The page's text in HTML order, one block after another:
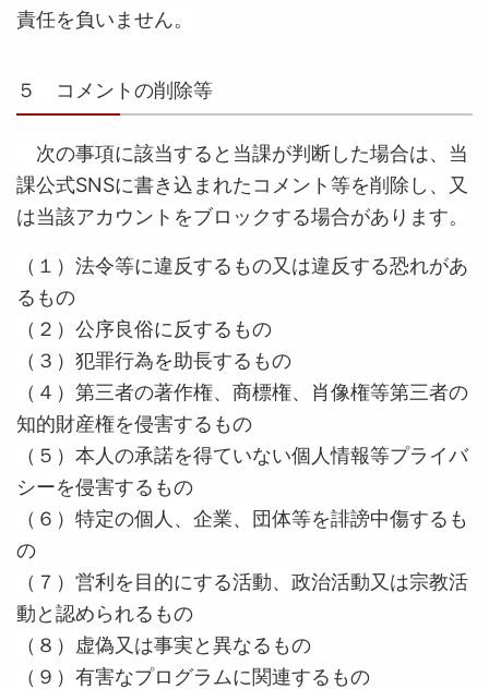
責任を負いません。
５ コメントの削除等
次の事項に該当すると当課が判断した場合は、当
課公式SNSに書き込まれたコメント等を削除し、又
は当該アカウントをブロックする場合があります。
（１）法令等に違反するもの又は違反する恐れがあ
るもの
（２）公序良俗に反するもの
（３）犯罪行為を助長するもの
（４）第三者の著作権、商標権、肖像権等第三者の
知的財産権を侵害するもの
（５）本人の承諾を得ていない個人情報等プライバ
シーを侵害するもの
（６）特定の個人、企業、団体等を誹謗中傷するも
の
（７）営利を目的にする活動、政治活動又は宗教活
動と認められるもの
（８）虚偽又は事実と異なるもの
（９）有害なプログラムに関連するもの